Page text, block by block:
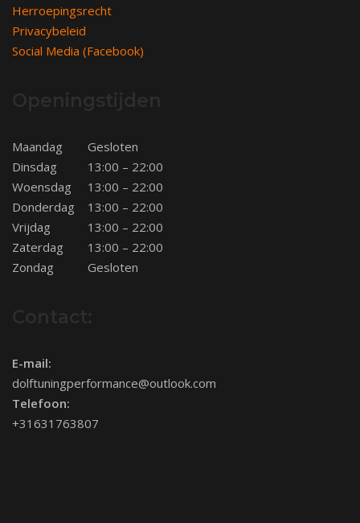
Herroepingsrecht
Privacybeleid
Social Media (Facebook)
Maandag
Gesloten
Dinsdag
13:00 – 22:00
Woensdag
13:00 – 22:00
Donderdag
13:00 – 22:00
Vrijdag
13:00 – 22:00
Zaterdag
13:00 – 22:00
Zondag
Gesloten
E-mail:
dolftuningperformance@outlook.com
Telefoon:
+31631763807